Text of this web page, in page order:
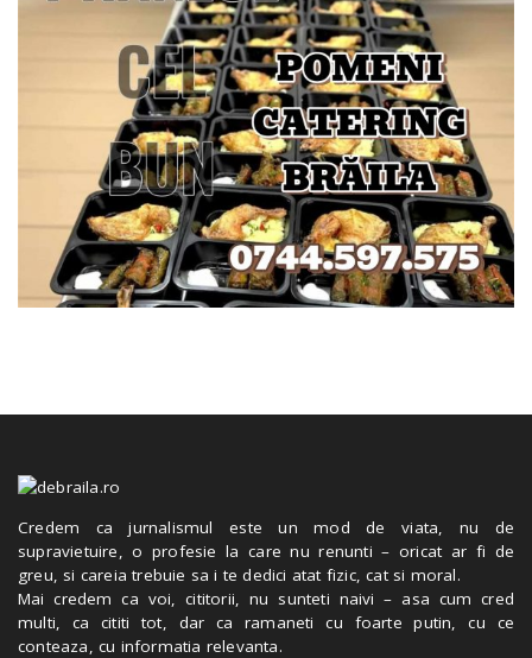
Credem ca jurnalismul este un mod de viata, nu de
supravietuire, o profesie la care nu renunti – oricat ar fi de
greu, si careia trebuie sa i te dedici atat fizic, cat si moral.
Mai credem ca voi, cititorii, nu sunteti naivi – asa cum cred
multi, ca cititi tot, dar ca ramaneti cu foarte putin, cu ce
conteaza, cu informatia relevanta.